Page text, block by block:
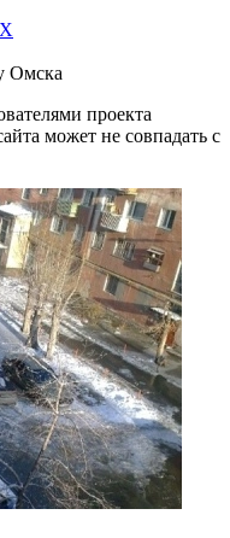
Омска
проекта
может не совпадать с